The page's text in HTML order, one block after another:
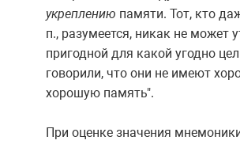
укреплению памяти. Тот, кто
п., разумеется, никак не может
пригодной для какой угодно
говорили, что они не имеют
хорошую память".
При оценке значения